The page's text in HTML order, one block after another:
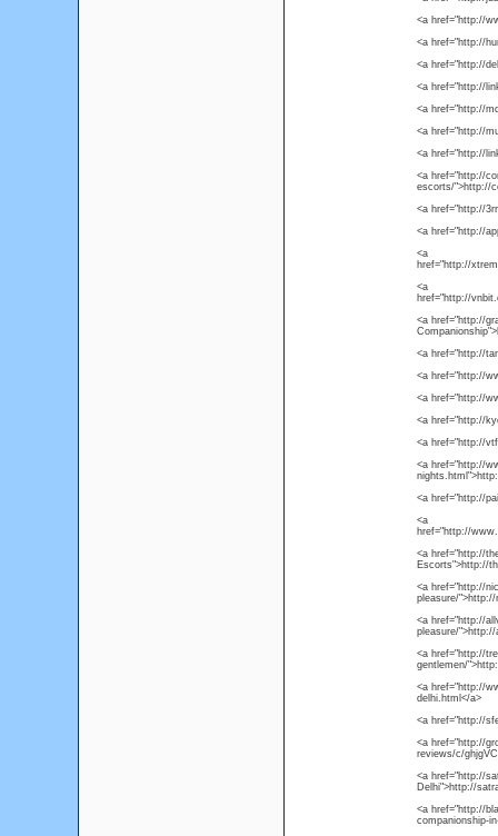
<a href="http://
<a href="http://
<a href="http://
<a href="http://
<a href="http://
<a href="http://
<a href="http://
<a href="http://
escorts/">http://
<a href="http://
<a href="http://
<a
href="http://
<a
href="http://
<a href="http://
<a href="http://
<a href="http://
<a href="http://
<a href="http://
<a href="http://
<a href="http://
<a href="http://
<a
href="http://
<a href="http://
Escorts">http://
<a href="http://
pleasure/">http://
<a href="http://
pleasure/">http://
<a href="http://
gentlemen/
<a href="http://
delhi.html</a>
<a href="http://
<a href="http://
reviews/c/
<a href="http://
Delhi">http://
<a href="http://
companionship-